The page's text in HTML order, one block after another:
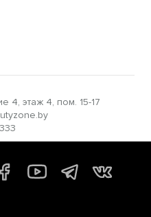
4, этаж 4, пом. 15-17